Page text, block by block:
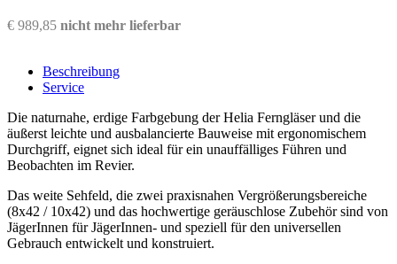
€ 989,85 nicht mehr lieferbar
Beschreibung
Service
Die naturnahe, erdige Farbgebung der Helia Ferngläser und die
äußerst leichte und ausbalancierte Bauweise mit ergonomischem
Durchgriff, eignet sich ideal für ein unauffälliges Führen und
Beobachten im Revier.
Das weite Sehfeld, die zwei praxisnahen Vergrößerungsbereiche
(8x42 / 10x42) und das hochwertige geräuschlose Zubehör sind von
JägerInnen für JägerInnen- und speziell für den universellen
Gebrauch entwickelt und konstruiert.